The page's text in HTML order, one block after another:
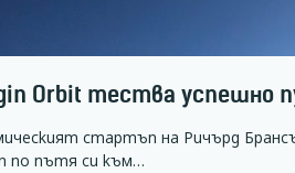
Orbit тества успешно
стартъп на Ричърд
по пътя си към…